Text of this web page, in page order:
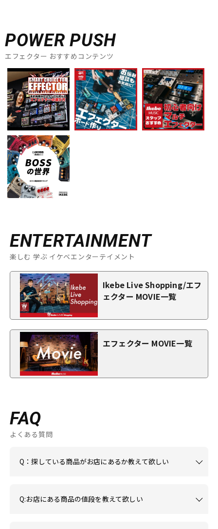
POWER PUSH
エフェクター おすすめコンテンツ
ENTERTAINMENT
楽しむ 学ぶ イケベエンターテイメント
Ikebe Live Shopping/エフ
ェクター MOVIE一覧
エフェクター MOVIE一覧
FAQ
よくある質問
Q：探している商品がお店にあるか教えて欲しい
Q:お店にある商品の値段を教えて欲しい